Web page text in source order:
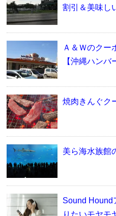
割引＆美味し
Ａ＆Ｗのクー
【沖縄ハンバ
焼肉きんぐク
美ら海水族館
Sound Hound
りたいモヤモ